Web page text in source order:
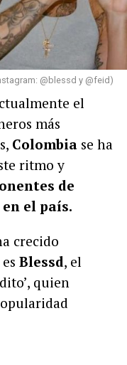
@blessd y @feid)
el
más
Colombiase ha
ritmo y
de
el país.
crecido
Blessd, el
quien